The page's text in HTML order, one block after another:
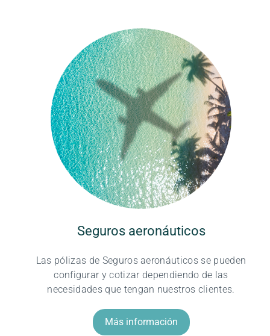
Seguros aeronáuticos
Las pólizas de Seguros aeronáuticos se pueden
configurar y cotizar dependiendo de las
necesidades que tengan nuestros clientes.
Más información